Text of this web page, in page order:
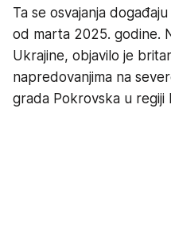
Ta se osvajanja
od marta 2025. godine.
Ukrajine, objavilo je
napredovanjima na
grada Pokrovska u regiji